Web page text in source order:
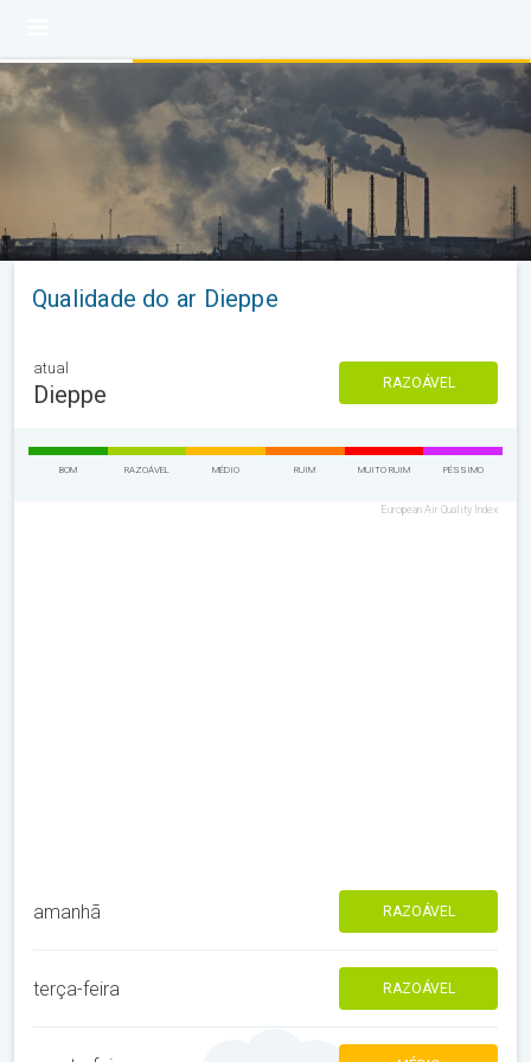
Qualidade do ar Dieppe
atual
Dieppe RAZOÁVEL
BOM RAZOÁVEL MÉDIO RUIM MUITO RUIM PÉSSIMO
European Air Quality Index
amanhã RAZOÁVEL
terça-feira RAZOÁVEL